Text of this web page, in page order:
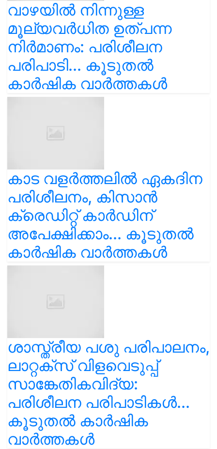
വാഴയിൽ നിന്നുള്ള
മൂല്യവർധിത ഉത്പന്ന
നിർമാണം: പരിശീലന
പരിപാടി... കൂടുതൽ
കാർഷിക വാർത്തകൾ
കാട വളര്‍ത്തലിൽ ഏകദിന
പരിശീലനം, കിസാൻ
ക്രെഡിറ്റ് കാർഡിന്
അപേക്ഷിക്കാം... കൂടുതൽ
കാർഷിക വാർത്തകൾ
ശാസ്ത്രീയ പശു പരിപാലനം,
ലാറ്റക്സ് വിളവെടുപ്പ്
സാങ്കേതികവിദ്യ:
പരിശീലന പരിപാടികൾ...
കൂടുതൽ കാർഷിക
വാർത്തകൾ